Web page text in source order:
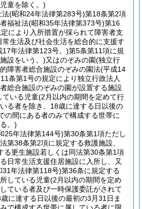
童を除く。)
(昭和24年法律第283号)第18条第2項
福祉法(昭和35年法律第373号)第16
により入所措置が採られて障害者支
生活及び社会生活を総合的に支援す
17年法律第123号。)第5条第11項に規
設をいう。)又はのぞみの園(独立行
障害者総合施設のぞみの園法(平成14
条第1号の規定により独立行政法人
総合施設のぞみの園が設置する施設
ている児童(2月以内の期間を定めて行
る者を除き、18歳に達する日以後の
の間にある者のみで構成する世帯に
。)
年法律第144号)第30条第1項ただし
第38条第2項に規定する救護施設、
る更生施設若しくは同法第30条第1項
日常生活支援住居施設に入所し、又
31年法律第118号)第36条に規定する
している児童(2月以内の期間を定め
ている者及び一時保護委託がされて
に達する日以後の最初の3月31日ま